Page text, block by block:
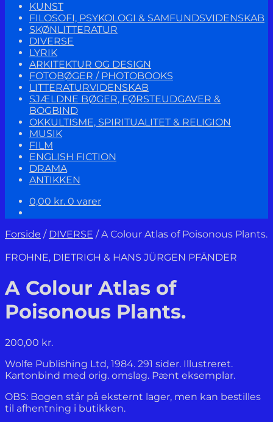
KUNST
FILOSOFI, PSYKOLOGI & SAMFUNDSVIDENSKAB
SKØNLITTERATUR
DIVERSE
LYRIK
ARKITEKTUR OG DESIGN
FOTOBØGER / PHOTOBOOKS
LITTERATURVIDENSKAB
SJÆLDNE BØGER, FØRSTEUDGAVER &
BOGBIND
OKKULTISME, SPIRITUALITET & RELIGION
MUSIK
FILM
ENGLISH FICTION
DRAMA
ANTIKKEN
0,00 kr. 0 varer
Forside / DIVERSE /A Colour Atlas of Poisonous Plants.
FROHNE, DIETRICH & HANS JÜRGEN PFÄNDER
A Colour Atlas of
Poisonous Plants.
200,00 kr.
Wolfe Publishing Ltd, 1984. 291 sider. Illustreret.
Kartonbind med orig. omslag. Pænt eksemplar.
OBS: Bogen står på eksternt lager, men kan bestilles
til afhentning i butikken.